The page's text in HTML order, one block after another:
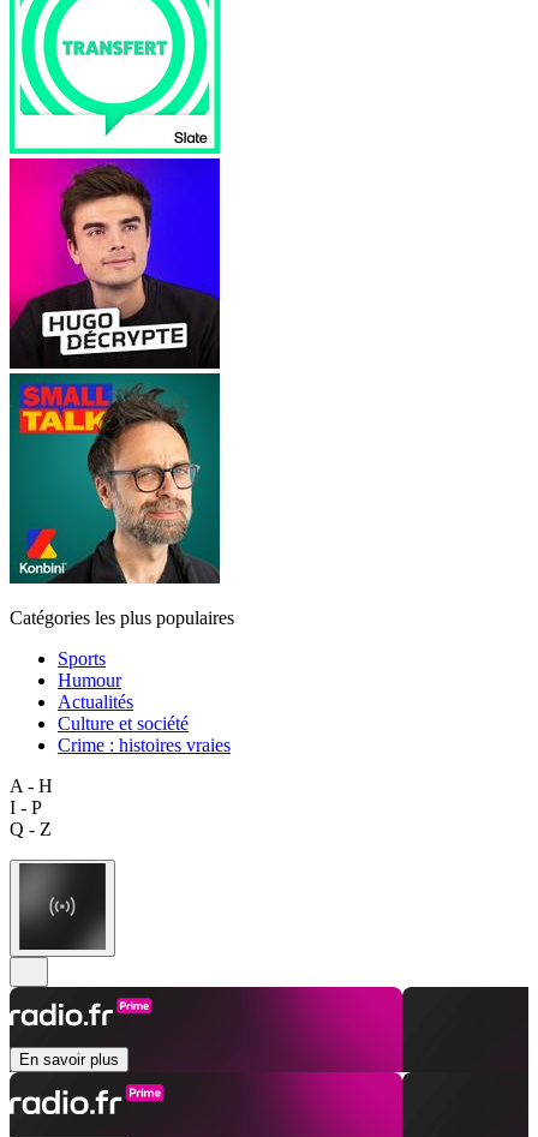
Catégories les plus populaires
Sports
Humour
Actualités
Culture et société
Crime : histoires vraies
A - H
I - P
Q - Z
En savoir plus